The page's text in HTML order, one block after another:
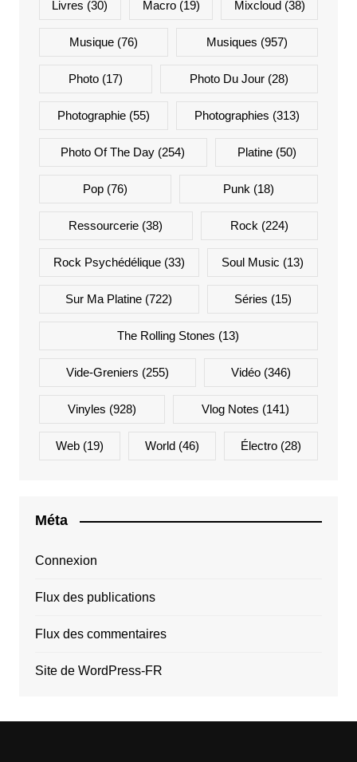
Livres (30) Macro(19) Mixcloud(38)
Musique(76) Musiques (957)
Photo(17) Photo Du Jour (28)
Photographie(55) Photographies (313)
Photo Of The Day (254) Platine(50)
Pop(76) Punk (18)
Ressourcerie (38) Rock (224)
Rock Psychédélique(33) Soul Music (13)
Sur Ma Platine (722) Séries (15)
The Rolling Stones (13)
Vide-Greniers (255) Vidéo (346)
Vinyles (928) Vlog Notes (141)
Web(19) World (46) Électro (28)
Méta
Connexion
Flux des publications
Flux des commentaires
Site de WordPress-FR